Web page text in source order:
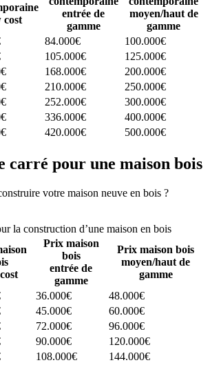
cost
entrée de
gamme
moyen/haut de
gamme
84.000€
100.000€
105.000€
125.000€
168.000€
200.000€
210.000€
250.000€
252.000€
300.000€
336.000€
400.000€
420.000€ 500.000€
carré pour une maison bois
votre maison neuve en bois ?
la construction d’une maison en bois
Prix maison
bois
entrée de
gamme
Prix maison bois
moyen/haut de
gamme
36.000€
48.000€
45.000€
60.000€
72.000€
96.000€
90.000€
120.000€
108.000€
144.000€